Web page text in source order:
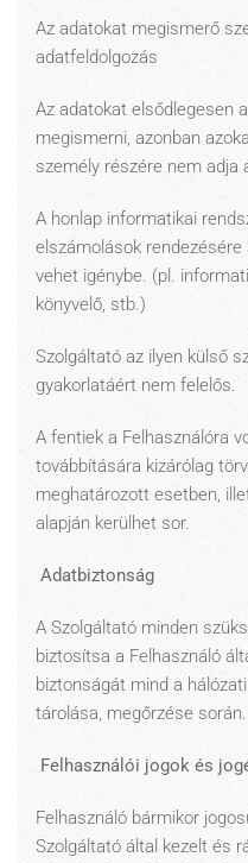
Az adatokat megismerő
adatfeldolgozás
Az adatokat elsődlegesen
megismerni, azonban
személy részére nem adja
A honlap informatikai
elszámolások
vehet igénybe. (pl.
könyvelő, stb.)
Szolgáltató az ilyen külső
gyakorlatáért nem felelős.
A fentiek a Felhasználóra
továbbítására kizárólag
meghatározott esetben,
alapján kerülhet sor.
Adatbiztonság
A Szolgáltató minden
biztosítsa a Felhasználó
biztonságát mind a
tárolása, megőrzése során.
Felhasználói jogok és
Felhasználó bármikor
Szolgáltató által kezelt és